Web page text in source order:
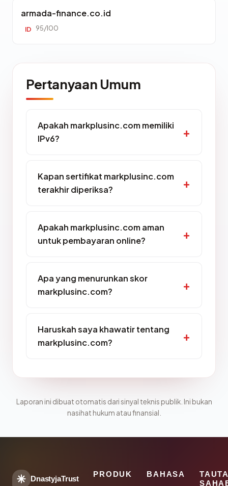
armada-finance.co.id
ID 95/100
Pertanyaan Umum
Apakah markplusinc.com memiliki
IPv6?
Kapan sertifikat markplusinc.com
terakhir diperiksa?
Apakah markplusinc.com aman
untuk pembayaran online?
Apa yang menurunkan skor
markplusinc.com?
Haruskah saya khawatir tentang
markplusinc.com?
Laporan ini dibuat otomatis dari sinyal teknis publik. Ini bukan
nasihat hukum atau finansial.
DnastyjaTrust
PRODUK BAHASA